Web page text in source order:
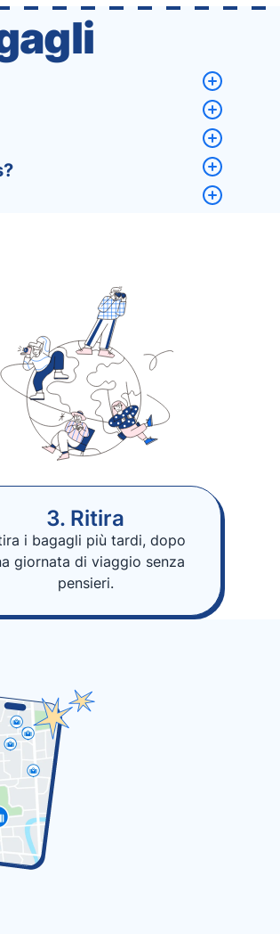
3. Ritira
i bagagli più tardi, dopo
giornata di viaggio senza
pensieri.